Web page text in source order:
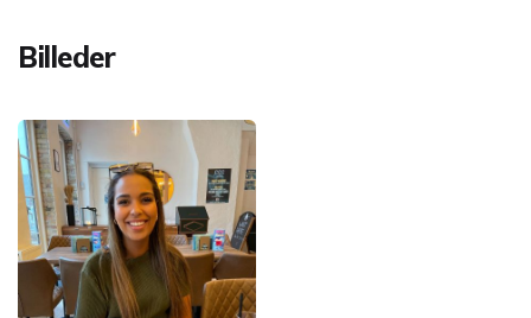
Billeder